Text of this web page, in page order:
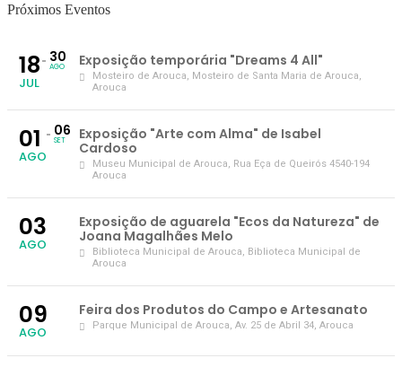
Próximos Eventos
18
JUL
30
AGO Exposição temporária "Dreams 4 All"
Mosteiro de Arouca, Mosteiro de Santa Maria de Arouca,
Arouca
01
AGO
06
SET
Exposição "Arte com Alma" de Isabel
Cardoso
Museu Municipal de Arouca, Rua Eça de Queirós 4540-194
Arouca
03
AGO
Exposição de aguarela "Ecos da Natureza" de
Joana Magalhães Melo
Biblioteca Municipal de Arouca, Biblioteca Municipal de
Arouca
09
AGO
Feira dos Produtos do Campo e Artesanato
Parque Municipal de Arouca, Av. 25 de Abril 34, Arouca